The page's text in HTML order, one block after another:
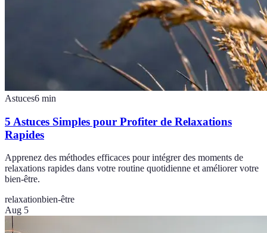
Astuces6 min
5 Astuces Simples pour Profiter de Relaxations
Rapides
Apprenez des méthodes efficaces pour intégrer des moments de
relaxations rapides dans votre routine quotidienne et améliorer votre
bien-être.
relaxationbien-être
Aug 5